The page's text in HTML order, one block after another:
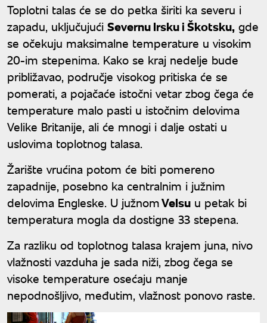
Toplotni talas će se do petka širiti ka severu i
zapadu, uključujući Severnu Irsku i Škotsku, gde
se očekuju maksimalne temperature u visokim
20-im stepenima. Kako se kraj nedelje bude
približavao, područje visokog pritiska će se
pomerati, a pojačaće istočni vetar zbog čega će
temperature malo pasti u istočnim delovima
Velike Britanije, ali će mnogi i dalje ostati u
uslovima toplotnog talasa.
Žarište vrućina potom će biti pomereno
zapadnije, posebno ka centralnim i južnim
delovima Engleske. U južnomVelsu u petak bi
temperatura mogla da dostigne 33 stepena.
Za razliku od toplotnog talasa krajem juna, nivo
vlažnosti vazduha je sada niži, zbog čega se
visoke temperature osećaju manje
nepodnošljivo, međutim, vlažnost ponovo raste.